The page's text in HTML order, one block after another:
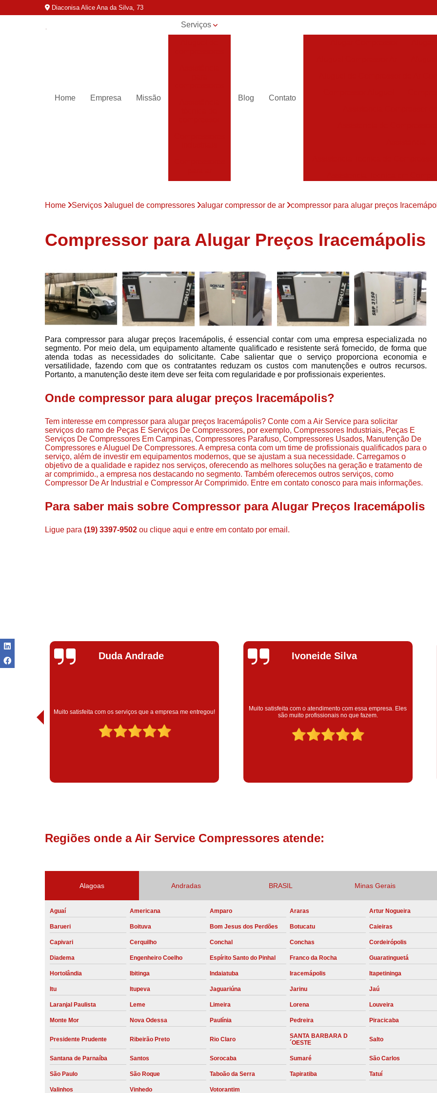
Diaconisa Alice Ana da Silva, 73
Home Empresa Missão
Serviços
Conserto de
compressores
Locação de
compressor
Manutenção
de
compressor
Manutenção
de
compressores
Peças para
Redes de ar
Venda de
compressor
Blog Contato
Assistência
Assistência em Compressor
Assistência
Assistência Técnica em
Compressor de Ar Grande
Compressor de Ar Industrial
Compressor de
Compressor Industrial
Compressor Industrial
Compressor Refrigeração
Compressor de Ar a
Compressor de Ar de
Compressor de Ar Rotativo
Compressor de Ar Tipo Parafuso
Compressor a Parafuso
Compressor de
Compressor de Ar Usado
Compressor de Parafuso
Conserto Compressor de Ar
Conserto Compressor
Conserto Compressor
Aluguel de Compressor de
Compressor para Locação
Locação de
Locação de Compressor de Ar
Locação de Compressores
Manutenção Corretiva de
Manutenção
Manutenção
Manutenção
Manutenção
Manutenção
Home Serviços aluguel de compressores alugar compressor de ar compressor para alugar preços
Compressor para Alugar Preços Iracemápolis
Para compressor para alugar preços Iracemápolis, é essencial contar com uma empresa especializada no
segmento. Por meio dela, um equipamento altamente qualificado e resistente será fornecido, de forma que
atenda todas as necessidades do solicitante. Cabe salientar que o serviço proporciona economia e
versatilidade, fazendo com que os contratantes reduzam os custos com manutenções e outros recursos.
Portanto, a manutenção deste item deve ser feita com regularidade e por profissionais experientes.
Onde compressor para alugar preços Iracemápolis?
Tem interesse em compressor para alugar preços Iracemápolis? Conte com a Air Service para solicitar
serviços do ramo de Peças E Serviços De Compressores, por exemplo, Compressores Industriais, Peças E
Serviços De Compressores Em Campinas, Compressores Parafuso, Compressores Usados, Manutenção De
Compressores e Aluguel De Compressores. A empresa conta com um time de profissionais qualificados para o
serviço, além de investir em equipamentos modernos, que se ajustam a sua necessidade. Carregamos o
objetivo de a qualidade e rapidez nos serviços, oferecendo as melhores soluções na geração e tratamento de
ar comprimido., a empresa nos destacando no segmento. Também oferecemos outros serviços, como
Compressor De Ar Industrial e Compressor Ar Comprimido. Entre em contato conosco para mais informações.
Para saber mais sobre Compressor para Alugar Preços Iracemápolis
Ligue para (19) 3397-9502 ou clique aqui e entre em contato por email.
Duda Andrade
Muito satisfeita com os serviços que a empresa me entregou!
Ivoneide Silva
Muito satisfeita com o atendimento com essa empresa. Eles
são muito profissionais no que fazem.
Regiões onde a Air Service Compressores atende:
Alagoas Andradas BRASIL Minas Gerais
Aguaí Americana Amparo Araras Artur Nogueira
Barueri Boituva Bom Jesus dos Perdões Botucatu Caieiras
Capivari Cerquilho Conchal Conchas Cordeirópolis
Diadema Engenheiro Coelho Espírito Santo do Pinhal Franco da Rocha Guaratinguetá
Hortolândia Ibitinga Indaiatuba Iracemápolis Itapetininga
Itu Itupeva Jaguariúna Jarinu Jaú
Laranjal Paulista Leme Limeira Lorena Louveira
Monte Mor Nova Odessa Paulínia Pedreira Piracicaba
Presidente Prudente Ribeirão Preto Rio Claro
SANTA BARBARA D
´OESTE
Salto
Santana de Parnaíba Santos Sorocaba Sumaré São Carlos
São Paulo São Roque Taboão da Serra Tapiratiba Tatuí
Valinhos Vinhedo Votorantim